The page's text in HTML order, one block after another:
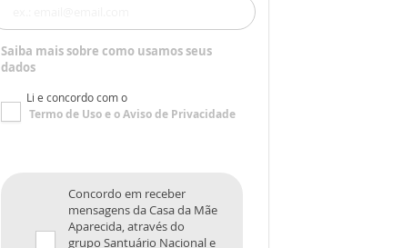
Saiba mais sobre como usamos seus
dados
Li e concordo com o
Termo de Usoe oAviso de Privacidade
Concordo em receber
mensagens da Casa da Mãe
Aparecida, através do
grupo Santuário Nacional e